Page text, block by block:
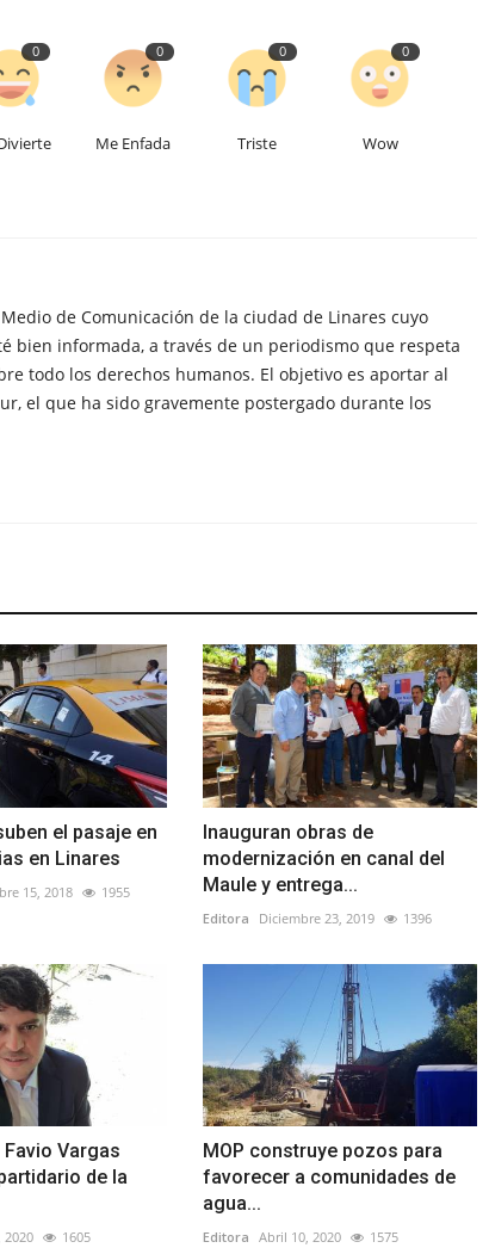
0 0
Me Enfada
0
Triste
0
Wow
de Comunicación de la ciudad de Linares cuyo
bien informada, a través de un periodismo que respeta
todo los derechos humanos. El objetivo es aportar al
el que ha sido gravemente postergado durante los
el pasaje en
en Linares
15, 2018 1955
Inauguran obras de
modernización en canal del
Maule y entrega...
Editora Diciembre 23, 2019 1396
Favio Vargas
de la
2020 1605
MOP construye pozos para
favorecer a comunidades de
agua...
Editora Abril 10, 2020 1575